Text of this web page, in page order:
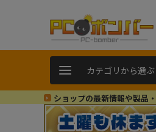
カテゴリから選ぶ
ショップの最新情報や製品